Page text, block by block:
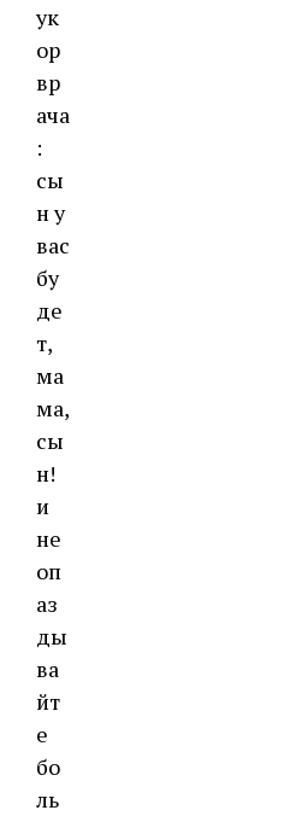
ук
ор
вр
ача
:
сы
н у
вас
бу
де
т,
ма
ма,
сы
н!
и
не
оп
аз
ды
ва
йт
е
бо
ль